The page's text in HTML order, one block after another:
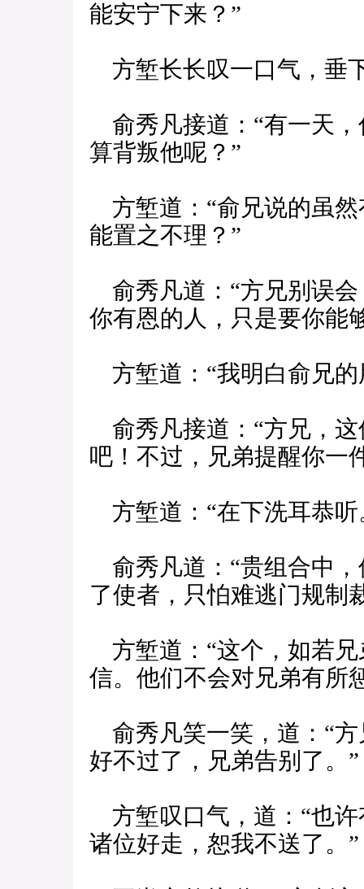
能安宁下来？”
方堑长长叹一口气，垂
俞秀凡接道：“有一天
算背叛他呢？”
方堑道：“俞兄说的虽
能置之不理？”
俞秀凡道：“方兄别误
你有恩的人，只是要你能
方堑道：“我明白俞兄的
俞秀凡接道：“方兄，
吧！不过，兄弟提醒你一
方堑道：“在下洗耳恭听
俞秀凡道：“贵组合中
了使者，只怕难逃门规制
方堑道：“这个，如若
信。他们不会对兄弟有所
俞秀凡笑一笑，道：“
好不过了，兄弟告别了。”
方堑叹口气，道：“也
诸位好走，恕我不送了。”